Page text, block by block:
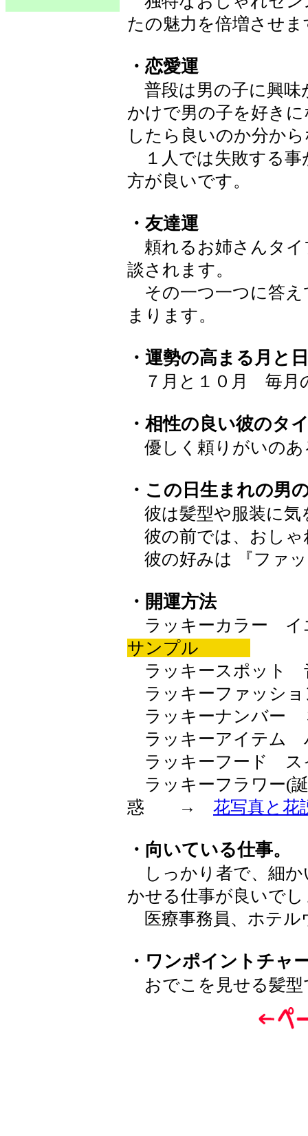
たの魅力を倍増させま
・恋愛運
普段は男の子に興味
かけで男の子を好き
したら良いのか分か
１人では失敗する事
方が良いです。
・友達運
頼れるお姉さんタイ
談されます。
その一つ一つに答え
まります。
・運勢の高まる月と
７月と１０月 毎月
・相性の良い彼のタ
優しく頼りがいのあ
・この日生まれの男
彼は髪型や服装に気
彼の前では、おしゃ
彼の好みは 『ファ
・開運方法
ラッキーカラー
サンプル
ラッキースポット
ラッキーファッシ
ラッキーナンバー
ラッキーアイテム
ラッキーフード ス
ラッキーフラワー(
惑 → 花写真と花
・向いている仕事。
しっかり者で、細か
かせる仕事が良いで
医療事務員、ホテル
・ワンポイントチャ
おでこを見せる髪型